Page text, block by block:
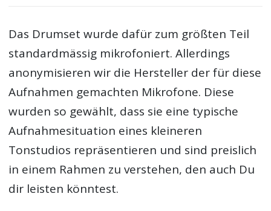
Das Drumset wurde dafür zum größten Teil
standardmässig mikrofoniert. Allerdings
anonymisieren wir die Hersteller der für diese
Aufnahmen gemachten Mikrofone. Diese
wurden so gewählt, dass sie eine typische
Aufnahmesituation eines kleineren
Tonstudios repräsentieren und sind preislich
in einem Rahmen zu verstehen, den auch Du
dir leisten könntest.